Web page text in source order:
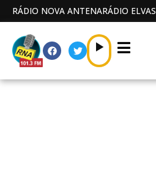
RÁDIO NOVA ANTENARÁDIO ELVAS